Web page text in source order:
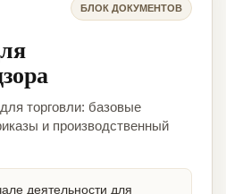
БЛОК ДОКУМЕНТОВ
торговли: базовые
и производственный
деятельности для